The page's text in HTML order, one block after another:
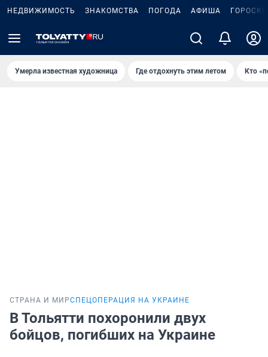
НЕДВИЖИМОСТЬ ЗНАКОМСТВА ПОГОДА АФИША
Умерла известная художница Где отдохнуть этим летом Кто
СТРАНА И МИРСПЕЦОПЕРАЦИЯ НА УКРАИНЕ
В Тольятти похоронили двух
бойцов, погибших на Украине